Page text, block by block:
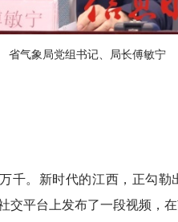
省气象局党组书记、局长傅敏宁
千。新时代的江西，正勾勒
交平台上发布了一段视频，